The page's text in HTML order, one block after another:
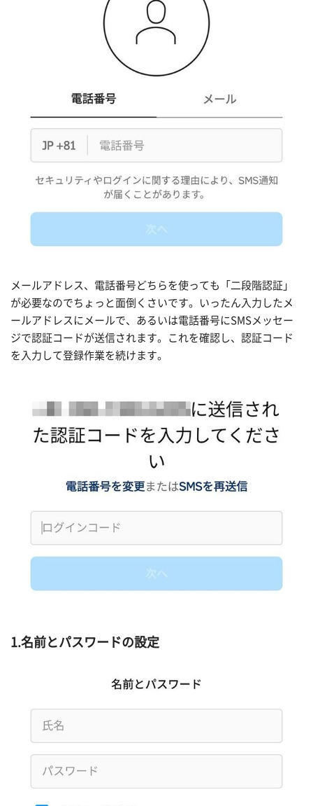
メールアドレス、電話番号どちらを使っても「二段階認証」
が必要なのでちょっと面倒くさいです。いったん入力したメ
ールアドレスにメールで、あるいは電話番号にSMSメッセー
ジで認証コードが送信されます。これを確認し、認証コード
を入力して登録作業を続けます。
1.名前とパスワードの設定